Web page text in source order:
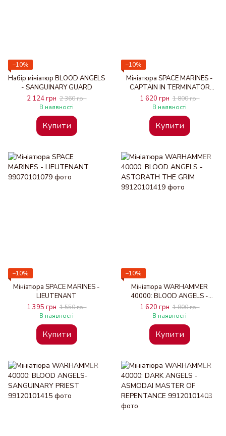
−10%
Набір мініатюр BLOOD ANGELS
- SANGUINARY GUARD
2 124 грн 2 360 грн
В наявності
Купити
−10%
Мініатюра SPACE MARINES -
CAPTAIN IN TERMINATOR
ARMOUR
1 620 грн 1 800 грн
В наявності
Купити
−10%
Мініатюра SPACE MARINES -
LIEUTENANT
1 395 грн 1 550 грн
В наявності
Купити
−10%
Мініатюра WARHAMMER
40000: BLOOD ANGELS -
ASTORATH THE GRIM
1 620 грн 1 800 грн
В наявності
Купити